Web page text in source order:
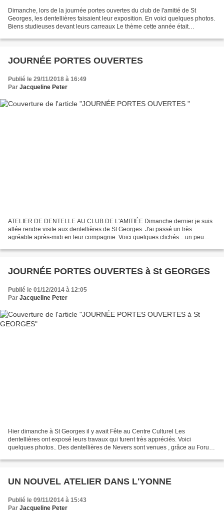
Dimanche, lors de la journée portes ouvertes du club de l'amitié de St
Georges, les dentellières faisaient leur exposition. En voici quelques photos.
Biens studieuses devant leurs carreaux Le thème cette année était
JOURNÉE PORTES OUVERTES
Publié le 29/11/2018 à 16:49
Par Jacqueline Peter
ATELIER DE DENTELLE AU CLUB DE L'AMITIÉE Dimanche dernier je suis
allée rendre visite aux dentellières de St Georges. J'ai passé un très
agréable après-midi en leur compagnie. Voici quelques clichés....un peu
JOURNÉE PORTES OUVERTES à St GEORGES
Publié le 01/12/2014 à 12:05
Par Jacqueline Peter
Hier dimanche à St Georges il y avait Fête au Centre Culturel Les
dentellières ont exposé leurs travaux qui furent très appréciés. Voici
quelques photos.. Des dentellières de Nevers sont venues , grâce au Forum
UN NOUVEL ATELIER DANS L'YONNE
Publié le 09/11/2014 à 15:43
Par Jacqueline Peter